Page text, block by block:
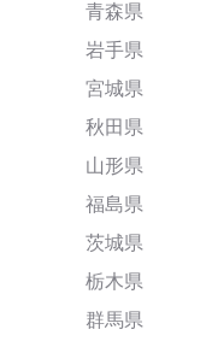
青森県
岩手県
宮城県
秋田県
山形県
福島県
茨城県
栃木県
群馬県